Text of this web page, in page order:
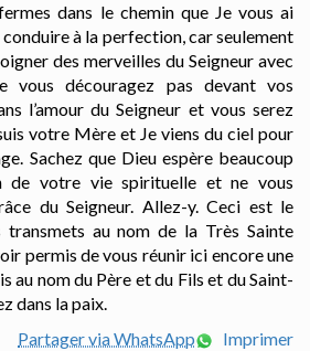
dans le chemin que Je vous ai
conduire à la perfection, car seulement
des merveilles du Seigneur avec
vous découragez pas devant vos
l’amour du Seigneur et vous serez
votre Mère et Je viens du ciel pour
Sachez que Dieu espère beaucoup
de votre vie spirituelle et ne vous
du Seigneur. Allez-y. Ceci est le
transmets au nom de la Très Sainte
permis de vous réunir ici encore une
au nom du Père et du Fils et du Saint-
dans la paix.
Partager via WhatsApp
Imprimer